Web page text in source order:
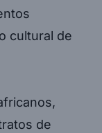
cultural de
de